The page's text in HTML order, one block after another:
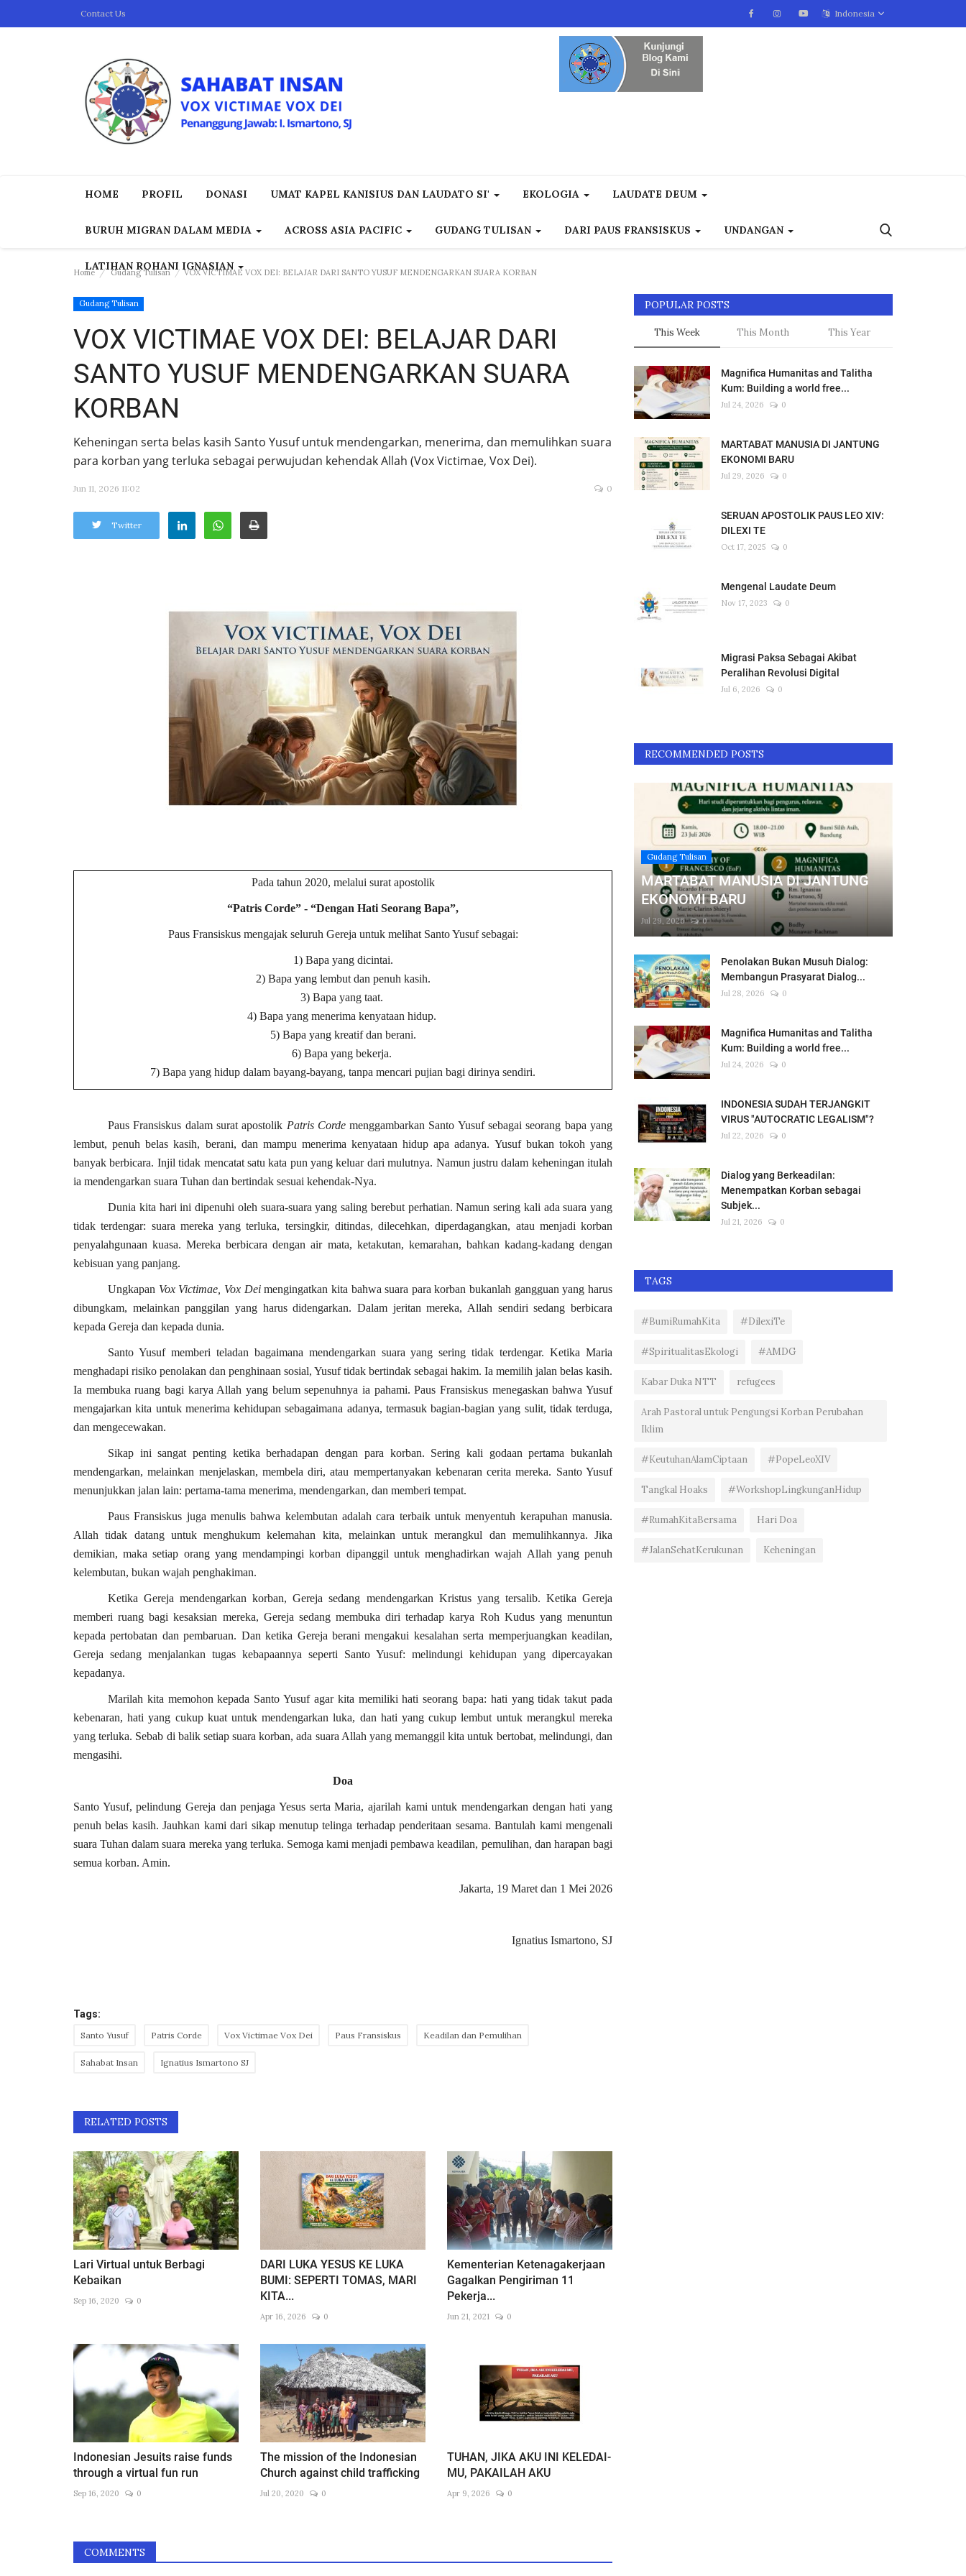
Contact Us Indonesia
HOME PROFIL DONASI UMAT KAPEL KANISIUS DAN LAUDATO SI' EKOLOGIA LAUDATE DEUM
BURUH MIGRAN DALAM MEDIA ACROSS ASIA PACIFIC GUDANG TULISAN DARI PAUS FRANSISKUS UNDANGAN
LATIHAN ROHANI IGNASIAN
Home Gudang Tulisan VOX VICTIMAE VOX DEI: BELAJAR DARI SANTO YUSUF MENDENGARKAN SUARA KORBAN
Gudang Tulisan
VOX VICTIMAE VOX DEI: BELAJAR DARI
SANTO YUSUF MENDENGARKAN SUARA
KORBAN
Keheningan serta belas kasih Santo Yusuf untuk mendengarkan, menerima, dan memulihkan suara
para korban yang terluka sebagai perwujudan kehendak Allah (Vox Victimae, Vox Dei).
Jun 11, 2026 11:02 0
Twitter
Pada tahun 2020, melalui surat apostolik
“Patris Corde” - “Dengan Hati Seorang Bapa”,
Paus Fransiskus mengajak seluruh Gereja untuk melihat Santo Yusuf sebagai:
1) Bapa yang dicintai.
2) Bapa yang lembut dan penuh kasih.
3) Bapa yang taat.
4) Bapa yang menerima kenyataan hidup.
5) Bapa yang kreatif dan berani.
6) Bapa yang bekerja.
7) Bapa yang hidup dalam bayang-bayang, tanpa mencari pujian bagi dirinya sendiri.
Paus Fransiskus dalam surat apostolik Patris Cordemenggambarkan Santo Yusuf sebagai seorang bapa yang
lembut, penuh belas kasih, berani, dan mampu menerima kenyataan hidup apa adanya. Yusuf bukan tokoh yang
banyak berbicara. Injil tidak mencatat satu kata pun yang keluar dari mulutnya. Namun justru dalam keheningan itulah
ia mendengarkan suara Tuhan dan bertindak sesuai kehendak-Nya.
Dunia kita hari ini dipenuhi oleh suara-suara yang saling berebut perhatian. Namun sering kali ada suara yang
tidak terdengar: suara mereka yang terluka, tersingkir, ditindas, dilecehkan, diperdagangkan, atau menjadi korban
penyalahgunaan kuasa. Mereka berbicara dengan air mata, ketakutan, kemarahan, bahkan kadang-kadang dengan
kebisuan yang panjang.
Ungkapan Vox Victimae, Vox Deimengingatkan kita bahwa suara para korban bukanlah gangguan yang harus
dibungkam, melainkan panggilan yang harus didengarkan. Dalam jeritan mereka, Allah sendiri sedang berbicara
kepada Gereja dan kepada dunia.
Santo Yusuf memberi teladan bagaimana mendengarkan suara yang sering tidak terdengar. Ketika Maria
menghadapi risiko penolakan dan penghinaan sosial, Yusuf tidak bertindak sebagai hakim. Ia memilih jalan belas kasih.
Ia membuka ruang bagi karya Allah yang belum sepenuhnya ia pahami. Paus Fransiskus menegaskan bahwa Yusuf
mengajarkan kita untuk menerima kehidupan sebagaimana adanya, termasuk bagian-bagian yang sulit, tidak terduga,
dan mengecewakan.
Sikap ini sangat penting ketika berhadapan dengan para korban. Sering kali godaan pertama bukanlah
mendengarkan, melainkan menjelaskan, membela diri, atau mempertanyakan kebenaran cerita mereka. Santo Yusuf
menunjukkan jalan lain: pertama-tama menerima, mendengarkan, dan memberi tempat.
Paus Fransiskus juga menulis bahwa kelembutan adalah cara terbaik untuk menyentuh kerapuhan manusia.
Allah tidak datang untuk menghukum kelemahan kita, melainkan untuk merangkul dan memulihkannya. Jika
demikian, maka setiap orang yang mendampingi korban dipanggil untuk menghadirkan wajah Allah yang penuh
kelembutan, bukan wajah penghakiman.
Ketika Gereja mendengarkan korban, Gereja sedang mendengarkan Kristus yang tersalib. Ketika Gereja
memberi ruang bagi kesaksian mereka, Gereja sedang membuka diri terhadap karya Roh Kudus yang menuntun
kepada pertobatan dan pembaruan. Dan ketika Gereja berani mengakui kesalahan serta memperjuangkan keadilan,
Gereja sedang menjalankan tugas kebapaannya seperti Santo Yusuf: melindungi kehidupan yang dipercayakan
kepadanya.
Marilah kita memohon kepada Santo Yusuf agar kita memiliki hati seorang bapa: hati yang tidak takut pada
kebenaran, hati yang cukup kuat untuk mendengarkan luka, dan hati yang cukup lembut untuk merangkul mereka
yang terluka. Sebab di balik setiap suara korban, ada suara Allah yang memanggil kita untuk bertobat, melindungi, dan
mengasihi.
Doa
Santo Yusuf, pelindung Gereja dan penjaga Yesus serta Maria, ajarilah kami untuk mendengarkan dengan hati yang
penuh belas kasih. Jauhkan kami dari sikap menutup telinga terhadap penderitaan sesama. Bantulah kami mengenali
suara Tuhan dalam suara mereka yang terluka. Semoga kami menjadi pembawa keadilan, pemulihan, dan harapan bagi
semua korban. Amin.
Jakarta, 19 Maret dan 1 Mei 2026
Ignatius Ismartono, SJ
Tags:
Santo Yusuf Patris Corde Vox Victimae Vox Dei Paus Fransiskus Keadilan dan Pemulihan
Sahabat Insan Ignatius Ismartono SJ
RELATED POSTS
Lari Virtual untuk Berbagi
Kebaikan
Sep 16, 2020 0
DARI LUKA YESUS KE LUKA
BUMI: SEPERTI TOMAS, MARI
KITA...
Apr 16, 2026 0
Kementerian Ketenagakerjaan
Gagalkan Pengiriman 11
Pekerja...
Jun 21, 2021 0
Indonesian Jesuits raise funds
through a virtual fun run
Sep 16, 2020 0
The mission of the Indonesian
Church against child trafficking
Jul 20, 2020 0
TUHAN, JIKA AKU INI KELEDAI-
MU, PAKAILAH AKU
Apr 9, 2026 0
COMMENTS
POPULAR POSTS
This Week This Month This Year
Magnifica Humanitas and Talitha
Kum: Building a world free...
Jul 24, 2026 0
MARTABAT MANUSIA DI JANTUNG
EKONOMI BARU
Jul 29, 2026 0
SERUAN APOSTOLIK PAUS LEO XIV:
DILEXI TE
Oct 17, 2025 0
Mengenal Laudate Deum
Nov 17, 2023 0
Migrasi Paksa Sebagai Akibat
Peralihan Revolusi Digital
Jul 6, 2026 0
RECOMMENDED POSTS
Gudang Tulisan
MARTABAT MANUSIA DI JANTUNG
EKONOMI BARU
Jul 29, 2026 0
Penolakan Bukan Musuh Dialog:
Membangun Prasyarat Dialog...
Jul 28, 2026 0
Magnifica Humanitas and Talitha
Kum: Building a world free...
Jul 24, 2026 0
INDONESIA SUDAH TERJANGKIT
VIRUS "AUTOCRATIC LEGALISM"?
Jul 22, 2026 0
Dialog yang Berkeadilan:
Menempatkan Korban sebagai
Subjek...
Jul 21, 2026 0
TAGS
#BumiRumahKita #DilexiTe
#SpiritualitasEkologi #AMDG
Kabar Duka NTT refugees
Arah Pastoral untuk Pengungsi Korban Perubahan
Iklim
#KeutuhanAlamCiptaan #PopeLeoXIV
Tangkal Hoaks #WorkshopLingkunganHidup
#RumahKitaBersama Hari Doa
#JalanSehatKerukunan Keheningan